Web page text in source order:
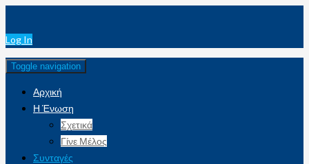
Log In
Toggle navigation
Αρχική
Η Ένωση
Σχετικά
Γίνε Μέλος
Συνταγές